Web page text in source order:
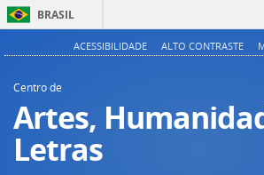
BRASIL
ACESSIBILIDADE ALTO CONTRASTE
Centro de
Artes,
Letras